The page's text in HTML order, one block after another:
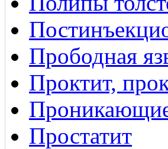
Прободная
Проктит,
Простатит